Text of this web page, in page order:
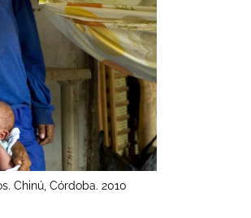
Chinú, Córdoba. 2010